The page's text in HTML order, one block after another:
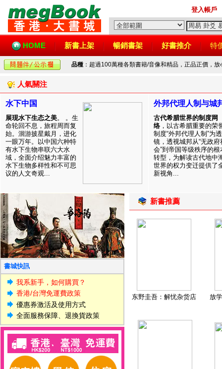
登入帳戶
HOME 新書上架 暢銷書架 好書推介 特
品種 ：超過100萬種各類書籍/音像和精品，正品正價，
人氣關注
水下中国
展现水下生态之美。 。生
命轮回不息，旅程周而复
始。洄游披星戴月，进化
一眼万年。以中国六种特
有水下生物串联六大水
域，全面介绍魅力丰富的
水下生物多样性和不可思
议的人文奇观...
外邦代理人制与城
古代希腊世界的制度网
络 ，以古希腊重要的荣
制度“外邦代理人制”为透
镜，透视城邦从“无政府
会”到帝国等级秩序的根
转型，为解读古代地中
世界的权力变迁提供了
新视角...
書城快訊
我系新手，如何購買？
香港/台灣免運費政策
優惠券激活及使用方式
全面服務保障、退換貨政策
新書推薦
东野圭吾：解忧杂货店 放